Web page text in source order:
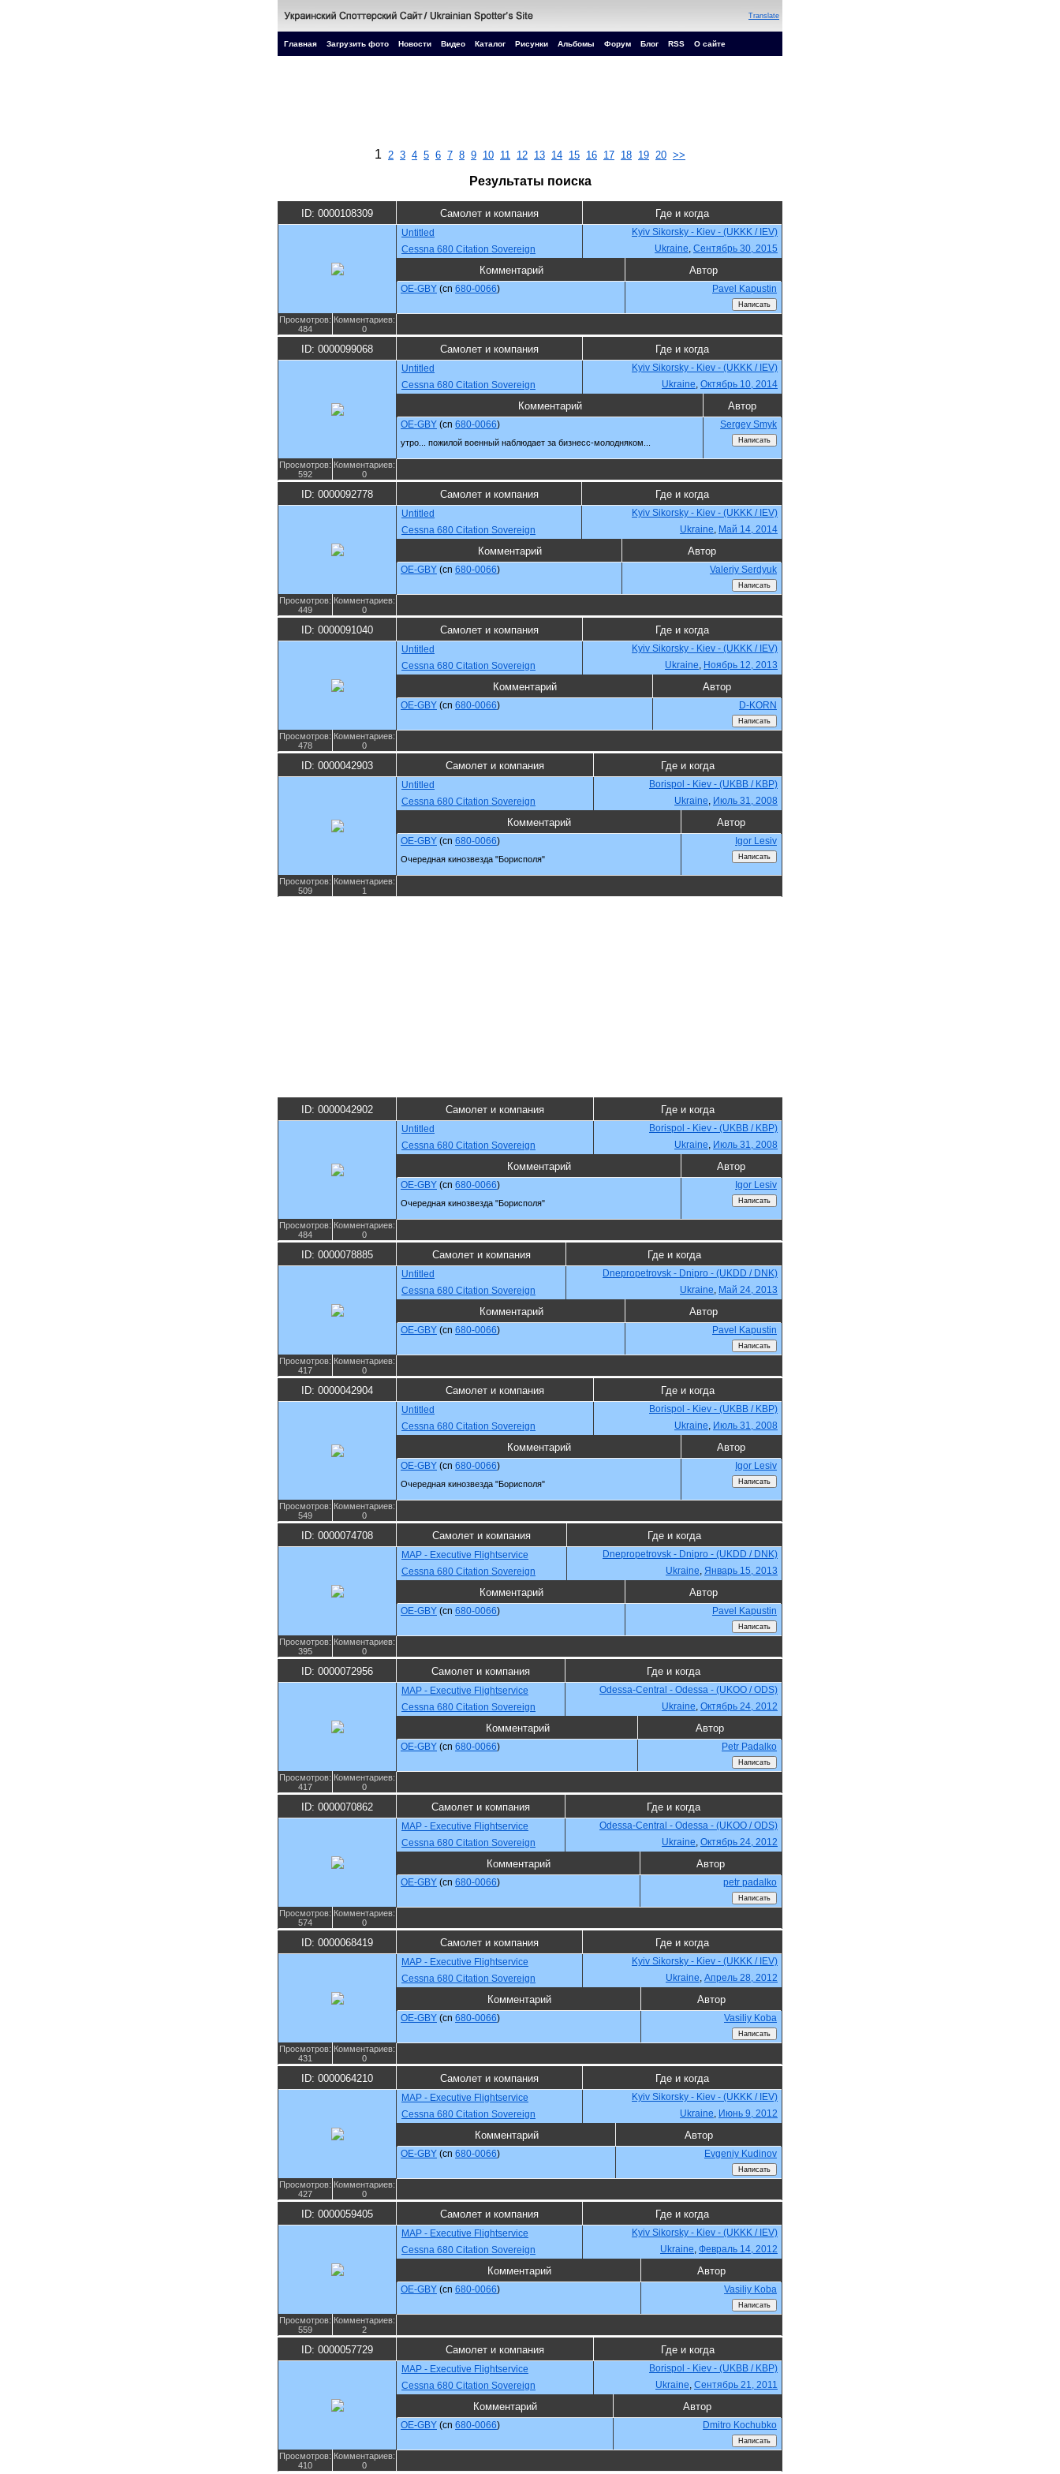
Translate
Главная Загрузить фото Новости Видео Каталог Рисунки Альбомы Форум Блог RSS О сайте
1 2 3 4 5 6 7 8 9 10 11 12 13 14 15 16 17 18 19 20 >>
Результаты поиска
ID: 0000108309 Самолет и компания Где и когда
Untitled
Kyiv Sikorsky - Kiev - (UKKK / IEV)
Cessna 680 Citation Sovereign
Ukraine, Сентябрь 30, 2015
Комментарий Автор
OE-GBY (cn 680-0066) Pavel Kapustin
Просмотров:
484
Комментариев:
0
ID: 0000099068 Самолет и компания Где и когда
Untitled
Kyiv Sikorsky - Kiev - (UKKK / IEV)
Cessna 680 Citation Sovereign
Ukraine, Октябрь 10, 2014
Комментарий Автор
OE-GBY (cn 680-0066)
утро... пожилой военный наблюдает за бизнесс-молодняком...
Sergey Smyk
Просмотров:
592
Комментариев:
0
ID: 0000092778 Самолет и компания Где и когда
Untitled
Kyiv Sikorsky - Kiev - (UKKK / IEV)
Cessna 680 Citation Sovereign
Ukraine, Май 14, 2014
Комментарий Автор
OE-GBY (cn 680-0066) Valeriy Serdyuk
Просмотров:
449
Комментариев:
0
ID: 0000091040 Самолет и компания Где и когда
Untitled
Kyiv Sikorsky - Kiev - (UKKK / IEV)
Cessna 680 Citation Sovereign
Ukraine, Ноябрь 12, 2013
Комментарий Автор
OE-GBY (cn 680-0066) D-KORN
Просмотров:
478
Комментариев:
0
ID: 0000042903 Самолет и компания Где и когда
Untitled
Borispol - Kiev - (UKBB / KBP)
Cessna 680 Citation Sovereign
Ukraine, Июль 31, 2008
Комментарий Автор
OE-GBY (cn 680-0066)
Очередная кинозвезда "Борисполя"
Igor Lesiv
Просмотров:
509
Комментариев:
1
ID: 0000042902 Самолет и компания Где и когда
Untitled
Borispol - Kiev - (UKBB / KBP)
Cessna 680 Citation Sovereign
Ukraine, Июль 31, 2008
Комментарий Автор
OE-GBY (cn 680-0066)
Очередная кинозвезда "Борисполя"
Igor Lesiv
Просмотров:
484
Комментариев:
0
ID: 0000078885 Самолет и компания Где и когда
Untitled
Dnepropetrovsk - Dnipro - (UKDD / DNK)
Cessna 680 Citation Sovereign
Ukraine, Май 24, 2013
Комментарий Автор
OE-GBY (cn 680-0066) Pavel Kapustin
Просмотров:
417
Комментариев:
0
ID: 0000042904 Самолет и компания Где и когда
Untitled
Borispol - Kiev - (UKBB / KBP)
Cessna 680 Citation Sovereign
Ukraine, Июль 31, 2008
Комментарий Автор
OE-GBY (cn 680-0066)
Очередная кинозвезда "Борисполя"
Igor Lesiv
Просмотров:
549
Комментариев:
0
ID: 0000074708 Самолет и компания Где и когда
MAP - Executive Flightservice
Dnepropetrovsk - Dnipro - (UKDD / DNK)
Cessna 680 Citation Sovereign
Ukraine, Январь 15, 2013
Комментарий Автор
OE-GBY (cn 680-0066) Pavel Kapustin
Просмотров:
395
Комментариев:
0
ID: 0000072956 Самолет и компания Где и когда
MAP - Executive Flightservice
Odessa-Central - Odessa - (UKOO / ODS)
Cessna 680 Citation Sovereign
Ukraine, Октябрь 24, 2012
Комментарий Автор
OE-GBY (cn 680-0066) Petr Padalko
Просмотров:
417
Комментариев:
0
ID: 0000070862 Самолет и компания Где и когда
MAP - Executive Flightservice
Odessa-Central - Odessa - (UKOO / ODS)
Cessna 680 Citation Sovereign
Ukraine, Октябрь 24, 2012
Комментарий Автор
OE-GBY (cn 680-0066) petr padalko
Просмотров:
574
Комментариев:
0
ID: 0000068419 Самолет и компания Где и когда
MAP - Executive Flightservice
Kyiv Sikorsky - Kiev - (UKKK / IEV)
Cessna 680 Citation Sovereign
Ukraine, Апрель 28, 2012
Комментарий Автор
OE-GBY (cn 680-0066) Vasiliy Koba
Просмотров:
431
Комментариев:
0
ID: 0000064210 Самолет и компания Где и когда
MAP - Executive Flightservice
Kyiv Sikorsky - Kiev - (UKKK / IEV)
Cessna 680 Citation Sovereign
Ukraine, Июнь 9, 2012
Комментарий Автор
OE-GBY (cn 680-0066) Evgeniy Kudinov
Просмотров:
427
Комментариев:
0
ID: 0000059405 Самолет и компания Где и когда
MAP - Executive Flightservice
Kyiv Sikorsky - Kiev - (UKKK / IEV)
Cessna 680 Citation Sovereign
Ukraine, Февраль 14, 2012
Комментарий Автор
OE-GBY (cn 680-0066) Vasiliy Koba
Просмотров:
559
Комментариев:
2
ID: 0000057729 Самолет и компания Где и когда
MAP - Executive Flightservice
Borispol - Kiev - (UKBB / KBP)
Cessna 680 Citation Sovereign
Ukraine, Сентябрь 21, 2011
Комментарий Автор
OE-GBY (cn 680-0066) Dmitro Kochubko
Просмотров:
410
Комментариев:
0